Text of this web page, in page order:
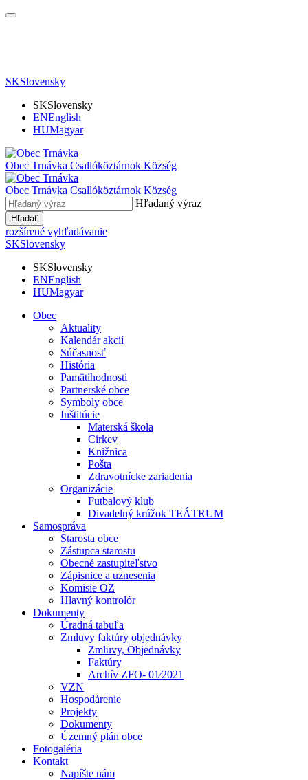
SKSlovensky
SKSlovensky
ENEnglish
HUMagyar
Obec Trnávka Csallóköztárnok Község
Obec Trnávka Csallóköztárnok Község
Hľadaný výraz
Hľadať
rozšírené vyhľadávanie
SKSlovensky
SKSlovensky
ENEnglish
HUMagyar
Obec
Aktuality
Kalendár akcií
Súčasnosť
História
Pamätihodnosti
Partnerské obce
Symboly obce
Inštitúcie
Materská škola
Cirkev
Knižnica
Pošta
Zdravotnícke zariadenia
Organizácie
Futbalový klub
Divadelný krúžok TEÁTRUM
Samospráva
Starosta obce
Zástupca starostu
Obecné zastupiteľstvo
Zápisnice a uznesenia
Komisie OZ
Hlavný kontrolór
Dokumenty
Úradná tabuľa
Zmluvy faktúry objednávky
Zmluvy, Objednávky
Faktúry
Archív ZFO- 01⁄2021
VZN
Hospodárenie
Projekty
Dokumenty
Územný plán obce
Fotogaléria
Kontakt
Napíšte nám